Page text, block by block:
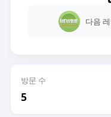
다음
방문 수
5